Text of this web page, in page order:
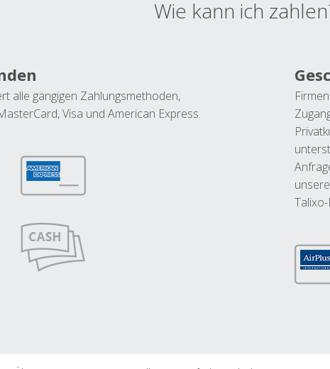
Wie kann ich
alle gängigen Zahlungsmethoden,
Visa und American Express.